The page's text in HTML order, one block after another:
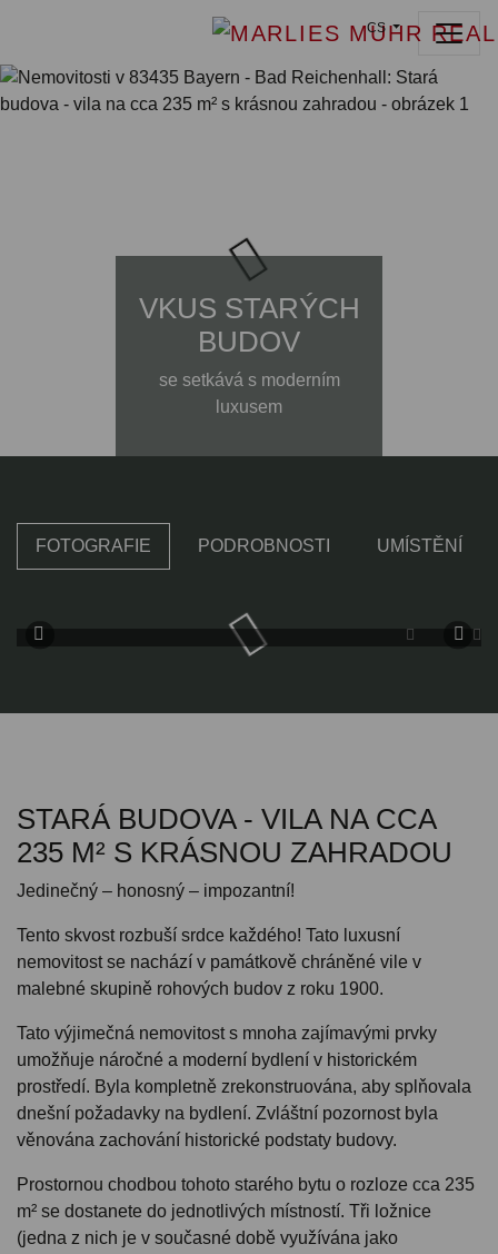
CS
VKUS STARÝCH
BUDOV
se setkává s moderním
luxusem
FOTOGRAFIE PODROBNOSTI UMÍSTĚNÍ
STARÁ BUDOVA - VILA NA CCA
235 M² S KRÁSNOU ZAHRADOU
Jedinečný – honosný – impozantní!
Tento skvost rozbuší srdce každého! Tato luxusní
nemovitost se nachází v památkově chráněné vile v
malebné skupině rohových budov z roku 1900.
Tato výjimečná nemovitost s mnoha zajímavými prvky
umožňuje náročné a moderní bydlení v historickém
prostředí. Byla kompletně zrekonstruována, aby splňovala
dnešní požadavky na bydlení. Zvláštní pozornost byla
věnována zachování historické podstaty budovy.
Prostornou chodbou tohoto starého bytu o rozloze cca 235
m² se dostanete do jednotlivých místností. Tři ložnice
(jedna z nich je v současné době využívána jako